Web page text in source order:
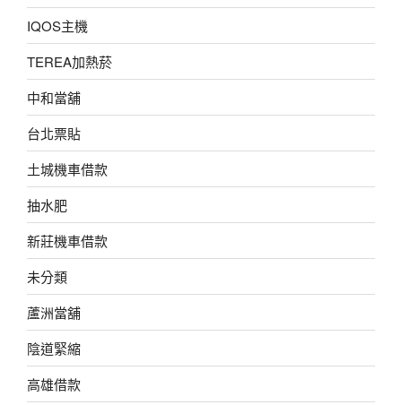
IQOS主機
TEREA加熱菸
中和當舖
台北票貼
土城機車借款
抽水肥
新莊機車借款
未分類
蘆洲當舖
陰道緊縮
高雄借款